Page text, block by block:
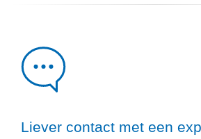
Liever contact met een